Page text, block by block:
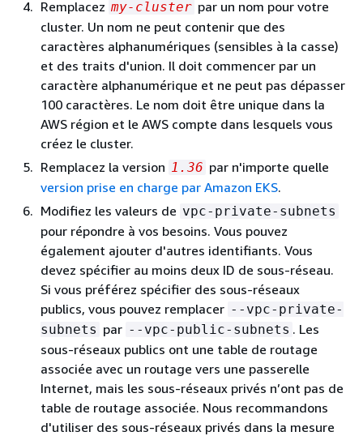
Remplacez my-cluster par un nom pour votre
cluster. Un nom ne peut contenir que des
caractères alphanumériques (sensibles à la casse)
et des traits d'union. Il doit commencer par un
caractère alphanumérique et ne peut pas dépasser
100 caractères. Le nom doit être unique dans la
AWS région et le AWS compte dans lesquels vous
créez le cluster.
Remplacez la version 1.36 par n'importe quelle
version prise en charge par Amazon EKS.
Modifiez les valeurs de vpc-private-subnets
pour répondre à vos besoins. Vous pouvez
également ajouter d'autres identifiants. Vous
devez spécifier au moins deux ID de sous-réseau.
Si vous préférez spécifier des sous-réseaux
publics, vous pouvez remplacer --vpc-private-
subnets par --vpc-public-subnets . Les
sous-réseaux publics ont une table de routage
associée avec un routage vers une passerelle
Internet, mais les sous-réseaux privés n’ont pas de
table de routage associée. Nous recommandons
d'utiliser des sous-réseaux privés dans la mesure